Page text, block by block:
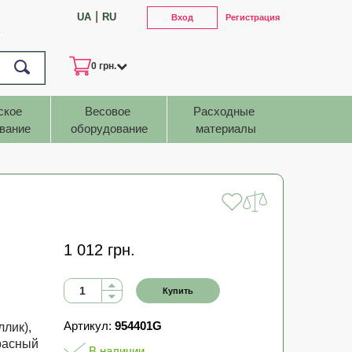
UA RU Вход Регистрация
0 грн.
Весовое
оборудование
Расходные
материалы
1 012 грн.
Купить
Артикул: 954401G